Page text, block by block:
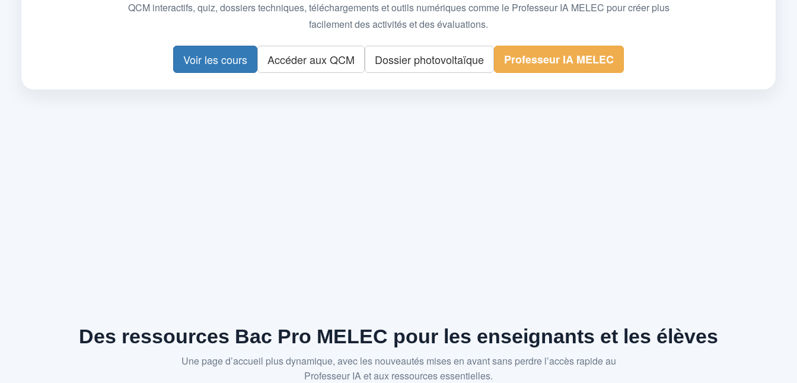
QCM interactifs, quiz, dossiers techniques, téléchargements et outils numériques comme le Professeur IA MELEC pour créer plus
facilement des activités et des évaluations.
Voir les cours Accéder aux QCM Dossier photovoltaïque Professeur IA MELEC
Des ressources Bac Pro MELEC pour les enseignants et les élèves
Une page d’accueil plus dynamique, avec les nouveautés mises en avant sans perdre l’accès rapide au
Professeur IA et aux ressources essentielles.